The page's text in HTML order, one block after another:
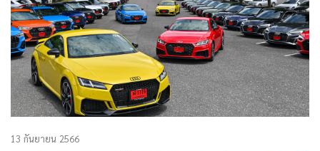
13 กันยายน 2566